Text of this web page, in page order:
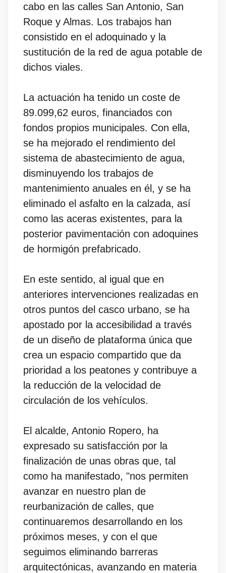
cabo en las calles San Antonio, San
Roque y Almas. Los trabajos han
consistido en el adoquinado y la
sustitución de la red de agua potable de
dichos viales.
La actuación ha tenido un coste de
89.099,62 euros, financiados con
fondos propios municipales. Con ella,
se ha mejorado el rendimiento del
sistema de abastecimiento de agua,
disminuyendo los trabajos de
mantenimiento anuales en él, y se ha
eliminado el asfalto en la calzada, así
como las aceras existentes, para la
posterior pavimentación con adoquines
de hormigón prefabricado.
En este sentido, al igual que en
anteriores intervenciones realizadas en
otros puntos del casco urbano, se ha
apostado por la accesibilidad a través
de un diseño de plataforma única que
crea un espacio compartido que da
prioridad a los peatones y contribuye a
la reducción de la velocidad de
circulación de los vehículos.
El alcalde, Antonio Ropero, ha
expresado su satisfacción por la
finalización de unas obras que, tal
como ha manifestado, "nos permiten
avanzar en nuestro plan de
reurbanización de calles, que
continuaremos desarrollando en los
próximos meses, y con el que
seguimos eliminando barreras
arquitectónicas, avanzando en materia